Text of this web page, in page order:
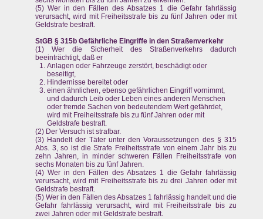
(5) Wer in den Fällen des Absatzes 1 die Gefahr fahrlässig
verursacht, wird mit Freiheitsstrafe bis zu fünf Jahren oder mit
Geldstrafe bestraft.
StGB § 315b Gefährliche Eingriffe in den Straßenverkehr
(1) Wer die Sicherheit des Straßenverkehrs dadurch
beeinträchtigt, daß er
Anlagen oder Fahrzeuge zerstört, beschädigt oder
beseitigt,
Hindernisse bereitet oder
einen ähnlichen, ebenso gefährlichen Eingriff vornimmt,
und dadurch Leib oder Leben eines anderen Menschen
oder fremde Sachen von bedeutendem Wert gefährdet,
wird mit Freiheitsstrafe bis zu fünf Jahren oder mit
Geldstrafe bestraft.
(2) Der Versuch ist strafbar.
(3) Handelt der Täter unter den Voraussetzungen des § 315
Abs. 3, so ist die Strafe Freiheitsstrafe von einem Jahr bis zu
zehn Jahren, in minder schweren Fällen Freiheitsstrafe von
sechs Monaten bis zu fünf Jahren.
(4) Wer in den Fällen des Absatzes 1 die Gefahr fahrlässig
verursacht, wird mit Freiheitsstrafe bis zu drei Jahren oder mit
Geldstrafe bestraft.
(5) Wer in den Fällen des Absatzes 1 fahrlässig handelt und die
Gefahr fahrlässig verursacht, wird mit Freiheitsstrafe bis zu
zwei Jahren oder mit Geldstrafe bestraft.